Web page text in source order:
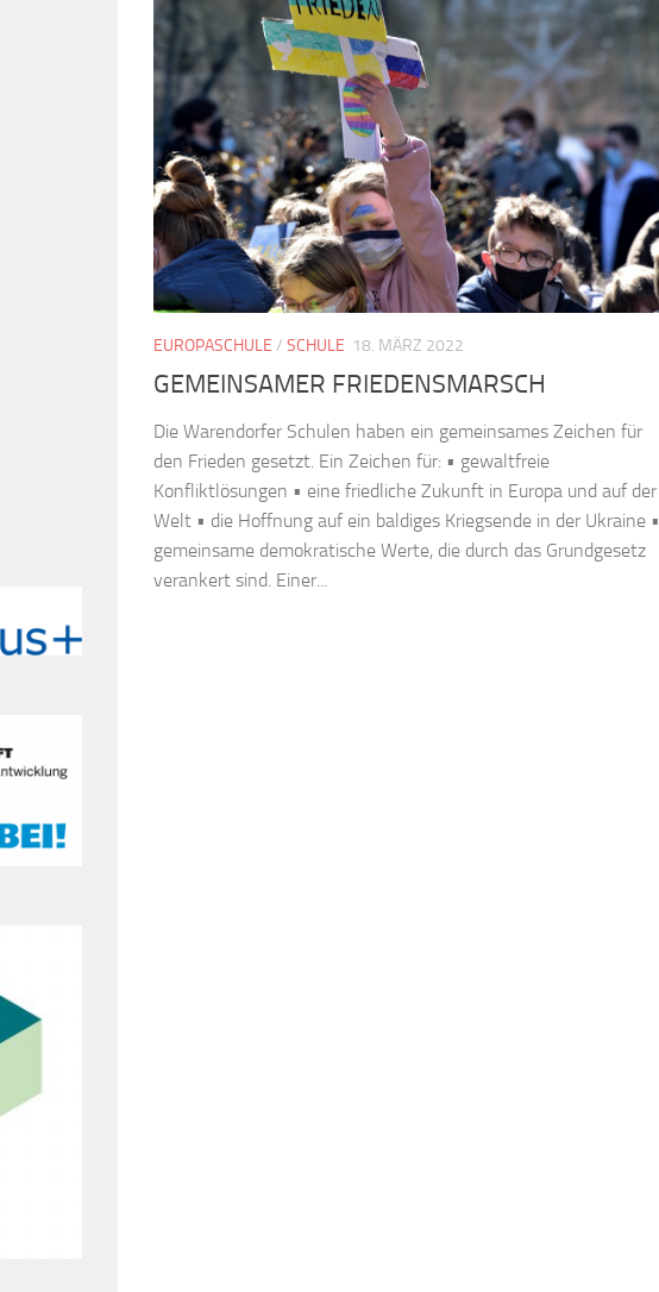
EUROPASCHULE / SCHULE 18. MÄRZ 2022
GEMEINSAMER FRIEDENSMARSCH
Die Warendorfer Schulen haben ein gemeinsames Zeichen für
den Frieden gesetzt. Ein Zeichen für: • gewaltfreie
Konfliktlösungen • eine friedliche Zukunft in Europa und auf der
Welt • die Hoffnung auf ein baldiges Kriegsende in der Ukraine •
gemeinsame demokratische Werte, die durch das Grundgesetz
verankert sind. Einer...